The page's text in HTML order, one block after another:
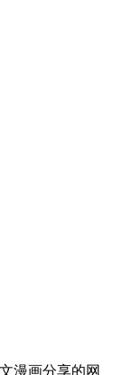
漫画分享的网